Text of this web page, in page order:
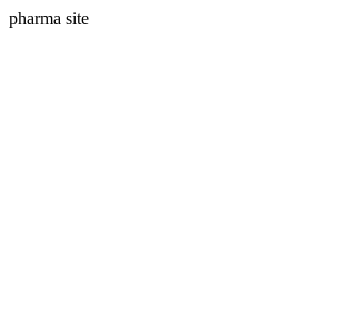
pharma site